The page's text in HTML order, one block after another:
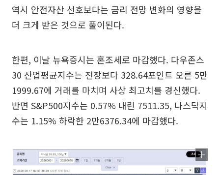
역시 안전자산 선호보다는 금리 전망 변화의 영향을
더 크게 받은 것으로 풀이된다.
한편, 이날 뉴욕증시는 혼조세로 마감했다. 다우존스
30 산업평균지수는 전장보다 328.64포인트 오른 5만
1999.67에 거래를 마치며 사상 최고치를 경신했다.
반면 S&P500지수는 0.57% 내린 7511.35, 나스닥지
수는 1.15% 하락한 2만6376.34에 마감했다.